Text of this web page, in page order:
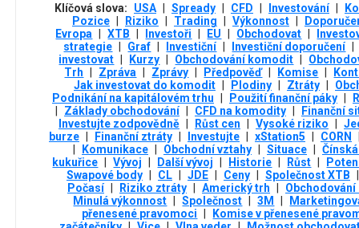
Klíčová slova: USA | Spready | CFD | Investování |
Pozice | Riziko | Trading | Výkonnost |
Evropa | XTB | Investoři | EU | Obchodovat |
strategie | Graf | Investiční | Investiční doporučení |
investovat | Kurzy | Obchodování komodit |
Trh | Zpráva | Zprávy | Předpověď | Komise |
Jak investovat do komodit | Plodiny | Ztráty |
Podnikání na kapitálovém trhu | Použití finanční páky |
|
Základy obchodování | CFD na komodity |
Finanční
Investujte zodpovědně | Růst cen | Vysoké riziko |
burze | Finanční ztráty | Investujte | xStation5 | CORN
|
Komunikace | Obchodní vztahy | Situace |
kukuřice | Vývoj | Další vývoj | Historie | Růst |
Swapové body | CL | JDE | Ceny | Společnost XTB |
Počasí | Riziko ztráty | Americký trh |
Minulá výkonnost | Společnost | 3М |
přenesené pravomoci |
Komise v přenesené